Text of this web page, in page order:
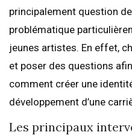
principalement question
problématique
jeunes artistes. En effet,
et poser des questions
comment créer une
développement d’une
Les principaux